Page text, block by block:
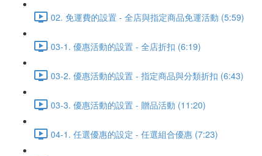
02. 免運費的設置 - 全店與指定商品免運活動 (5:59)
03-1. 優惠活動的設置 - 全店折扣 (6:19)
03-2. 優惠活動的設置 - 指定商品與分類折扣 (6:43)
03-3. 優惠活動的設置 - 贈品活動 (11:20)
04-1. 任選優惠的設定 - 任選組合優惠 (7:23)